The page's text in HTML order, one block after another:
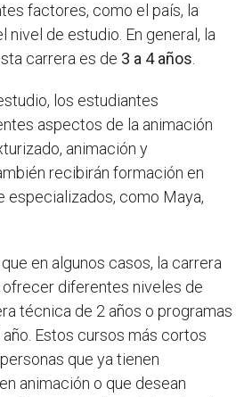
factores, como el país, la
de estudio. En general, la
carrera es de 3 a 4 años
los estudiantes
aspectos de la animación
animación y
recibirán formación en
especializados, como Maya,
en algunos casos, la carrera
diferentes niveles de
técnica de 2 años o programas
Estos cursos más cortos
que ya tienen
animación o que desean